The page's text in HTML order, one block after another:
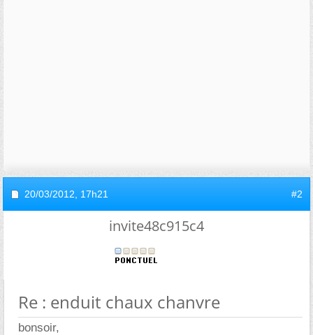
20/03/2012, 17h21 #2
invite48c915c4
Re : enduit chaux chanvre
bonsoir,